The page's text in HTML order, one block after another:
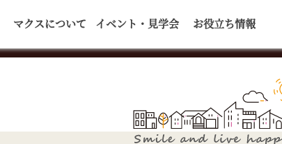
マクスについて イベント・見学会 お役立ち情報